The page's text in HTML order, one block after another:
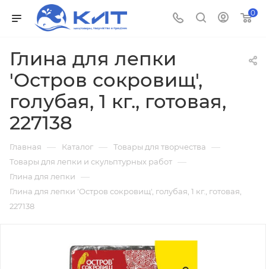
0
Глина для лепки
'Остров сокровищ',
голубая, 1 кг., готовая,
227138
Главная — Каталог — Товары для творчества —
Товары для лепки и скульптурных работ —
Глина для лепки —
Глина для лепки 'Остров сокровищ', голубая, 1 кг., готовая,
227138